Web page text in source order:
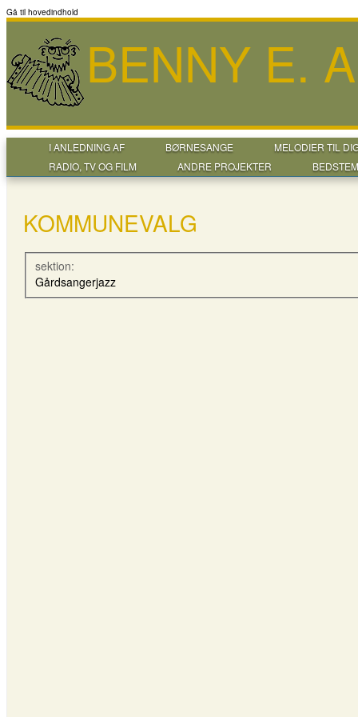
Gå til hovedindhold
BENNY E.
I ANLEDNING AF BØRNESANGE
MELODIER TIL
RADIO, TV OG FILM
ANDRE PROJEKTER
KOMMUNEVALG
sektion:
Gårdsangerjazz